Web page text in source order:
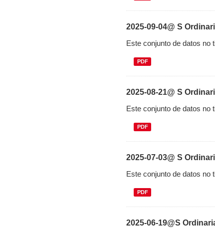
2025-09-04@ S
Este conjunto de datos no
PDF
2025-08-21@ S
Este conjunto de datos no
PDF
2025-07-03@ S
Este conjunto de datos no
PDF
2025-06-19@S